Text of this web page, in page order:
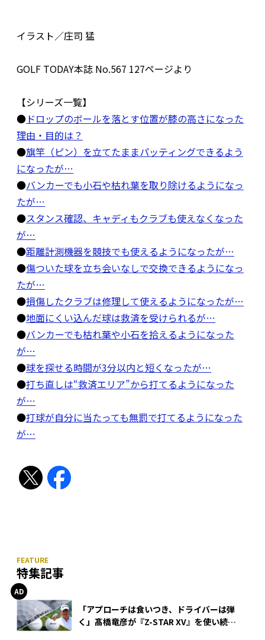
イラスト／庄司 猛
GOLF TODAY本誌 No.567 127ページより
【シリーズ一覧】
●ドロップのボールを落とす位置が膝の高さになった
理由・目的は？
●旗竿（ピン）を立てたままパッティングできるよう
になったが…
●バンカーでも小石や枯れ葉を取り除けるようになっ
たが…
●スタンス確認、キャディもクラブも使えなくなった
が…
●距離計測機器を競技でも使えるようになったが…
●傷ついた球を立ち会いなしで交換できるようになっ
たが…
●損傷したクラブは修理して使えるようになったが…
●地面にくい込んだ球は救済を受けられるが…
●バンカーでも枯れ葉や小石を拾えるようになった
が…
●球を探せる時間が3分以内と短くなったが…
●打ち直しは“救済エリア”から打てるようになった
が…
●打球が自分に当たっても無罰で打てるようになった
が…
特集記事
「アプローチは食いつき、ドライバーは弾
く」髙橋竜彦が『Z-STAR XV』を使い続け